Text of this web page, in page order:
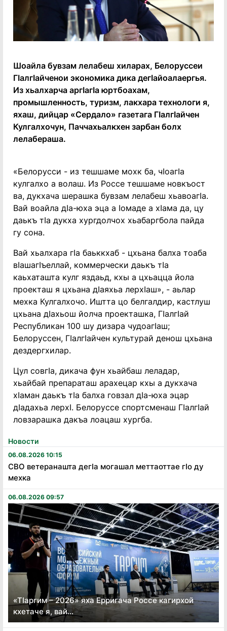
Новости
06.08.2026 10:15
СВО ветеранашта дегӏа могашал меттаоттае гӏо ду
мехка
06.08.2026 09:57
«Тӏаргим – 2026» яха Ерригача Россе кагирхой
кхетаче я, вай...
Шоайла бувзам лелабеш хиларах, Белоруссеи
ГIалгIайченои экономика дика дегIайоалаергья.
Из хьалхарча аргIагIа юртбоахам,
промышленность, туризм, лакхара технологи я,
яхаш, дийцар «Сердало» газетага ГIалгIайчен
Кулгалхочун, Паччахьалкхен зарбан болх
лелабераша.
«Белорусси - из тешшаме мохк ба, чIоагIа
кулгалхо а волаш. Из Россе тешшаме новкъост
ва, дукхача шерашка бувзам лелабеш хьавоагIа.
Вай воайла дIа-юха эца а Iомаде а хIама да, цу
даькъ тIа дукха хургдолчох хьабаргбола пайда
гу сона.
Вай хьалхара гIа баьккхаб - цхьана балха тоаба
вIашагIъеллай, коммерчески даькъ тIа
каьхаташта кулг яздаьд, кхы а цхьацца йола
проекташ я цхьана дIаяхьа лерхIаш», - аьлар
мехка Кулгалхочо. Иштта цо белгалдир, кастлуш
цхьана дIахьош йолча проекташка, ГIалгIай
Республикан 100 шу дизара чудоагIаш;
Белоруссен, ГIалгIайчен культурай денош цхьана
дездергхилар.
Цул совгIа, дикача фун хьайбаш леладар,
хьайбай препараташ арахецар кхы а дукхача
хIаман даькъ тIа балха говзал дIа-юха эцар
дIадахьа лерхI. Белоруссе спортсменаш ГIалгIай
ловзарашка дакъа лоацаш хургба.